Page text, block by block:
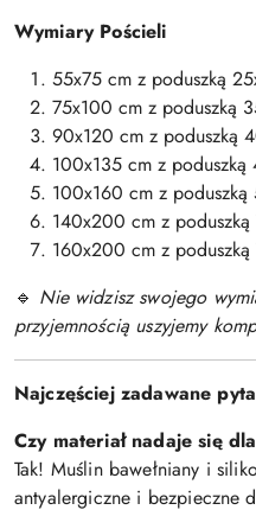
Wymiary Pościeli
55x75 cm z poduszką
75x100 cm z poduszką
90x120 cm z poduszką
100x135 cm z poduszką
100x160 cm z poduszką
140x200 cm z
160x200 cm z
🔹 Nie widzisz swojego
przyjemnością uszyjemy
Najczęściej zadawane
Czy materiał nadaje się
Tak! Muślin bawełniany i
antyalergiczne i bezpieczne